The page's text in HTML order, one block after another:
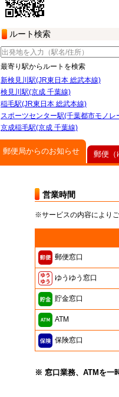
ルート検索
最寄り駅からルートを検索
新検見川駅(JR東日本 総武本線)
検見川駅(京成 千葉線)
稲毛駅(JR東日本 総武本線)
スポーツセンター駅(千葉都市モノレ
京成稲毛駅(京成 千葉線)
郵便局からのお知らせ
営業時間
※サービスの内容により
郵便窓口
ゆうゆう窓口
貯金窓口
ATM
保険窓口
※ 窓口業務、ATMを一
郵便（